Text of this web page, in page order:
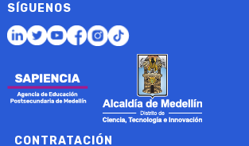
SÍGUENOS
CONTRATACIÓN